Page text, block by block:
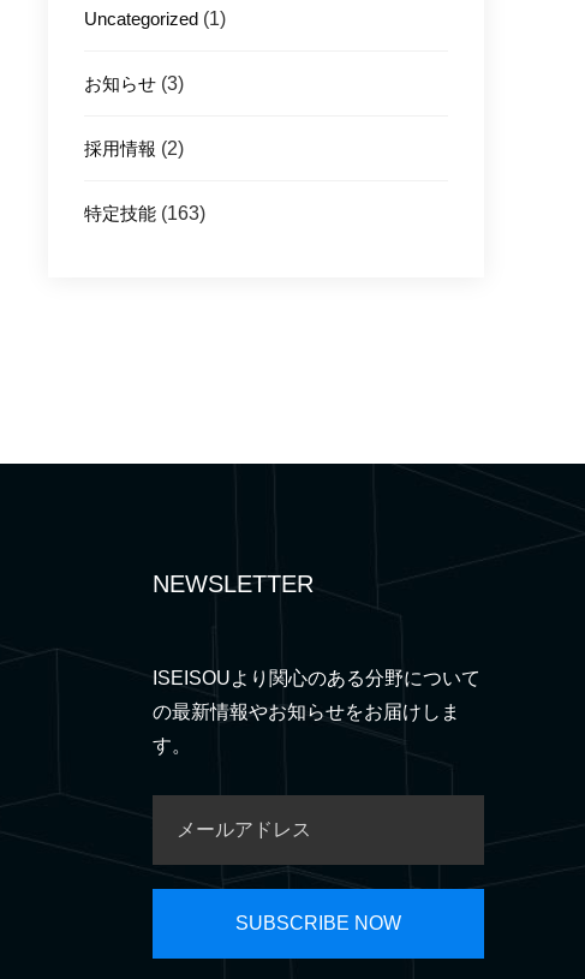
Uncategorized (1)
お知らせ (3)
採用情報 (2)
特定技能 (163)
NEWSLETTER
ISEISOUより関心のある分野について
の最新情報やお知らせをお届けしま
す。